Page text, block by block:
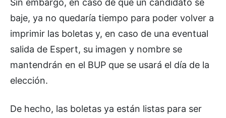
baje, ya no quedaría tiempo para poder volver a
imprimir las boletas y, en caso de una eventual
salida de Espert, su imagen y nombre se
mantendrán en el BUP que se usará el día de la
elección.
De hecho, las boletas ya están listas para ser